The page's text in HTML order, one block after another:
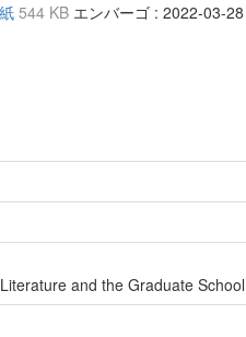
544 KB エンバーゴ : 2022-03-28
and the Graduate